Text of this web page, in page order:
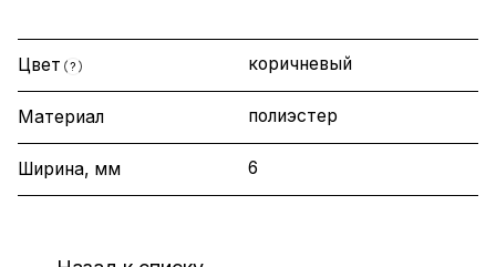
Цвет ? коричневый
Материал полиэстер
Ширина, мм 6